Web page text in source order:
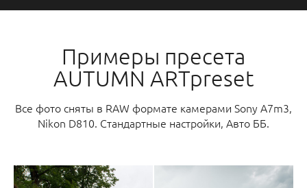
Примеры пресета
AUTUMN ARTpreset
Все фото сняты в RAW формате камерами Sony A7m3,
Nikon D810. Стандартные настройки, Авто ББ.